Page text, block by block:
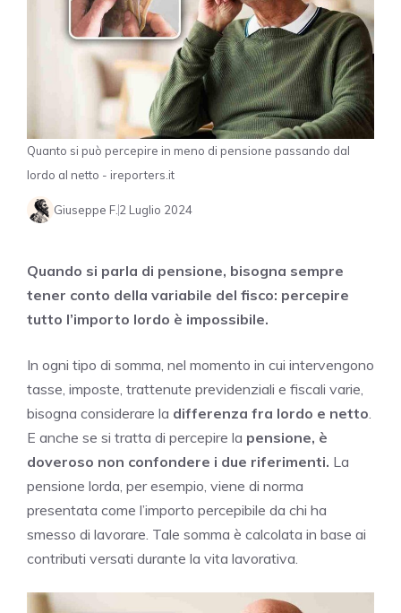
Quanto si può percepire in meno di pensione passando dal
lordo al netto - ireporters.it
Giuseppe F. 2 Luglio 2024
Quando si parla di pensione, bisogna sempre
tener conto della variabile del fisco: percepire
tutto l’importo lordo è impossibile.
In ogni tipo di somma, nel momento in cui intervengono
tasse, imposte, trattenute previdenziali e fiscali varie,
bisogna considerare la differenza fra lordo e netto.
E anche se si tratta di percepire la pensione, è
doveroso non confondere i due riferimenti. La
pensione lorda, per esempio, viene di norma
presentata come l’importo percepibile da chi ha
smesso di lavorare. Tale somma è calcolata in base ai
contributi versati durante la vita lavorativa.